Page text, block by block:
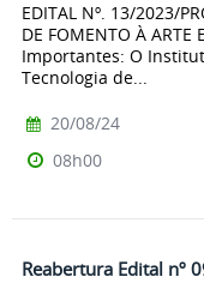
EDITAL Nº. 13/2023/
DE FOMENTO À ARTE
Importantes: O
Tecnologia de...
20/08/24
08h00
Reabertura Edital nº